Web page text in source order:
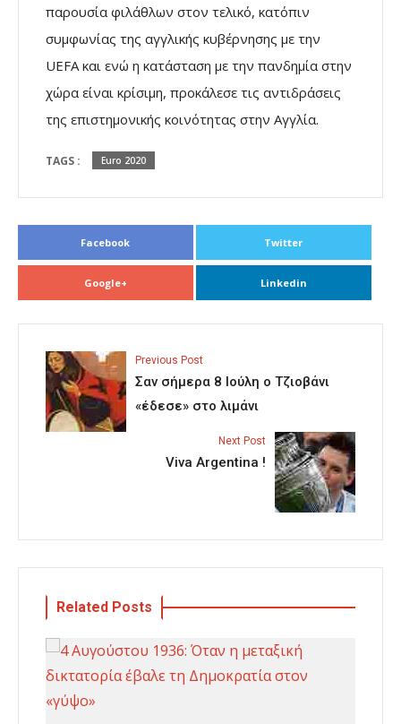
παρουσία φιλάθλων στον τελικό, κατόπιν
συμφωνίας της αγγλικής κυβέρνησης με την
UEFA και ενώ η κατάσταση με την πανδημία στην
χώρα είναι κρίσιμη, προκάλεσε τις αντιδράσεις
της επιστημονικής κοινότητας στην Αγγλία.
TAGS : Euro 2020
Facebook Twitter
Google+ Linkedin
Previous Post
Σαν σήμερα 8 Ιούλη ο Τζιοβάνι
«έδεσε» στο λιμάνι
Next Post
Viva Argentina !
Related Posts